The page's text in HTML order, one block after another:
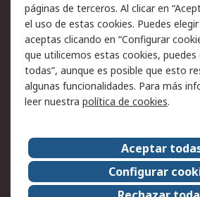
Legal
Aviso legal
Política sobre cookies
Certificaciones de
Acerca de RS
Acerca de RS
RS
páginas de terceros. Al clicar en
el uso de estas cookies. Puedes
aceptas clicando en “Configurar
que utilicemos estas cookies, puedes
todas”, aunque es posible que esto
algunas funcionalidades. Para más
leer nuestra política de cookies.
Aceptar
Configurar